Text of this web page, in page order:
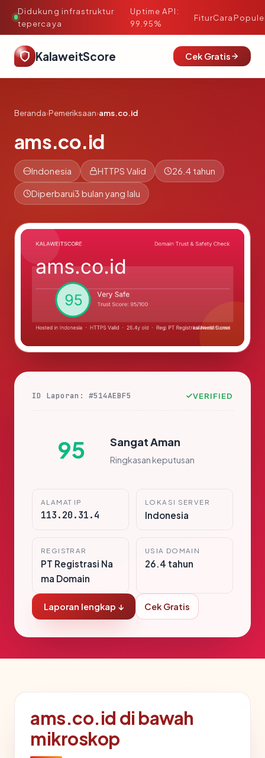
Didukung infrastruktur
tepercaya
·
Uptime API:
99.95%
FiturCara
KalaweitScore Cek Gratis
Beranda›Pemeriksaan›ams.co.id
ams.co.id
Indonesia HTTPS Valid 26.4 tahun
Diperbarui3 bulan yang lalu
ID Laporan: #514AEBF5 VERIFIED
95 Sangat Aman
Ringkasan keputusan
ALAMAT IP
113.20.31.4
LOKASI SERVER
Indonesia
REGISTRAR
PT Registrasi Na
ma Domain
USIA DOMAIN
26.4 tahun
Laporan lengkap ↓ Cek Gratis
ams.co.id di bawah
mikroskop